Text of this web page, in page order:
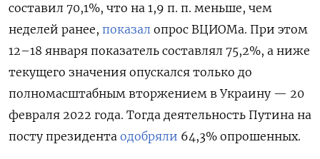
составил 70,1%, что на 1,9 п. п. меньше, чем
неделей ранее, показал опрос ВЦИОМа. При этом
12–18 января показатель составлял 75,2%, а ниже
текущего значения опускался только до
полномасштабным вторжением в Украину — 20
февраля 2022 года. Тогда деятельность Путина на
посту президента одобряли 64,3% опрошенных.